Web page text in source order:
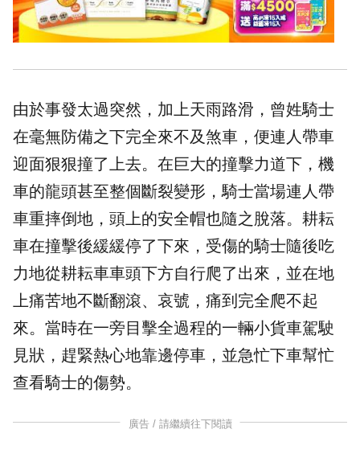
由於事發太過突然，加上天雨路滑，曾姓騎士
在毫無防備之下完全來不及煞車，便連人帶車
迎面狠狠撞了上去。在巨大的撞擊力道下，機
車的龍頭甚至整個斷裂變形，騎士當場連人帶
車重摔倒地，頭上的安全帽也隨之脫落。耕耘
車在撞擊後緩緩停了下來，受傷的騎士隨後吃
力地從耕耘車車頭下方自行爬了出來，並在地
上痛苦地不斷翻滾、哀號，痛到完全爬不起
來。當時在一旁目擊全過程的一輛小貨車駕駛
見狀，趕緊熱心地靠邊停車，並急忙下車幫忙
查看騎士的傷勢。
廣告 / 請繼續往下閱讀